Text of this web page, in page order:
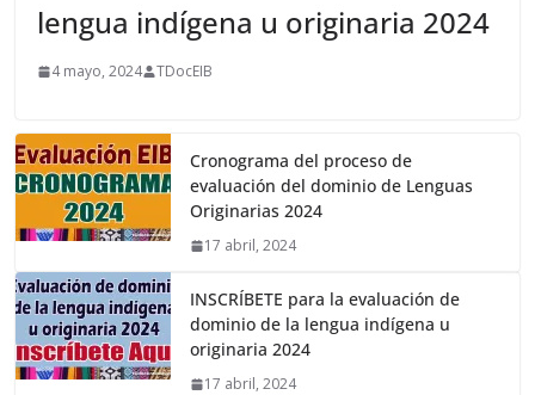
lengua indígena u originaria 2024
4 mayo, 2024 TDocEIB
Cronograma del proceso de
evaluación del dominio de Lenguas
Originarias 2024
17 abril, 2024
INSCRÍBETE para la evaluación de
dominio de la lengua indígena u
originaria 2024
17 abril, 2024